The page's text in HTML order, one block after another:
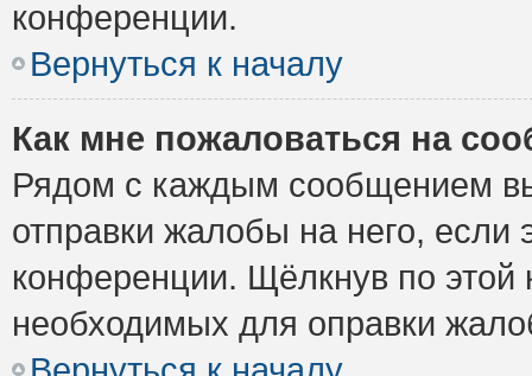
конференции.
Вернуться к началу
Как мне пожаловаться на
Рядом с каждым сообщением
отправки жалобы на него,
конференции. Щёлкнув по этой
необходимых для оправки